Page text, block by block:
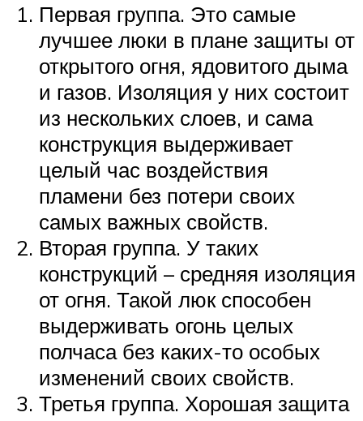
Первая группа. Это самые
лучшее люки в плане защиты от
открытого огня, ядовитого дыма
и газов. Изоляция у них состоит
из нескольких слоев, и сама
конструкция выдерживает
целый час воздействия
пламени без потери своих
самых важных свойств.
Вторая группа. У таких
конструкций – средняя изоляция
от огня. Такой люк способен
выдерживать огонь целых
полчаса без каких-то особых
изменений своих свойств.
Третья группа. Хорошая защита